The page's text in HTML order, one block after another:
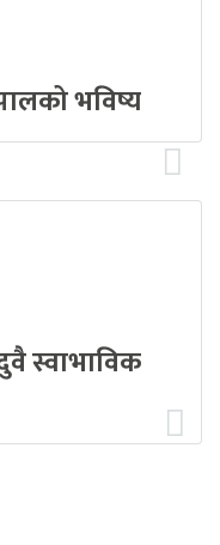
भविष्य
स्वाभाविक